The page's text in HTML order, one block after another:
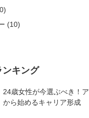
(10)
ンキング
24歳女性が今選ぶべき！
から始めるキャリア形成